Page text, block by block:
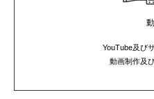
YouTube及び
動画制作及